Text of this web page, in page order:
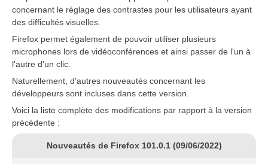
concernant le réglage des contrastes pour les utilisateurs ayant
des difficultés visuelles.
Firefox permet également de pouvoir utiliser plusieurs
microphones lors de vidéoconférences et ainsi passer de l'un à
l'autre d'un clic.
Naturellement, d'autres nouveautés concernant les
développeurs sont incluses dans cette version.
Voici la liste complète des modifications par rapport à la version
précédente :
Nouveautés de Firefox 101.0.1 (09/06/2022)